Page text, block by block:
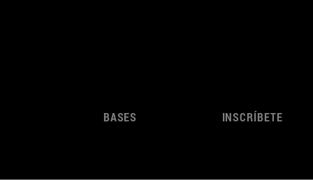
BASES INSCRÍBETE